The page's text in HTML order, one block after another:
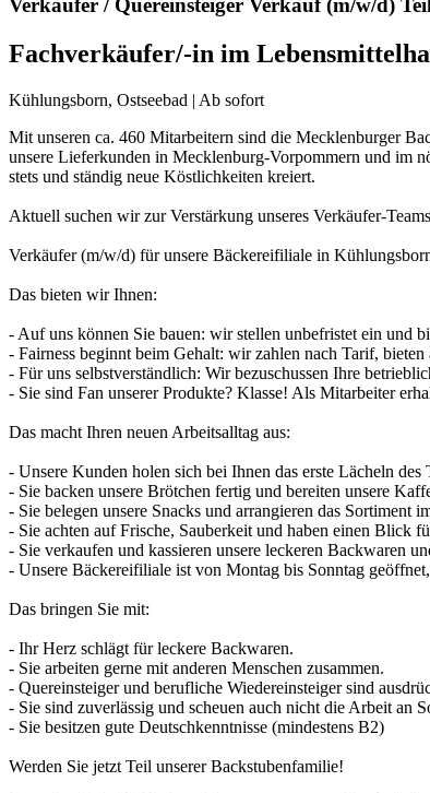
Verkäufer / Quereinsteiger Verkauf (m/w/d)
Fachverkäufer/-in im
Kühlungsborn, Ostseebad | Ab sofort
Mit unseren ca. 460 Mitarbeitern sind die Mecklenburger
unsere Lieferkunden in Mecklenburg-Vorpommern und im
stets und ständig neue Köstlichkeiten kreiert.
Aktuell suchen wir zur Verstärkung unseres Verkäufer-
Verkäufer (m/w/d) für unsere Bäckereifiliale in
Das bieten wir Ihnen:
- Auf uns können Sie bauen: wir stellen unbefristet ein und
- Fairness beginnt beim Gehalt: wir zahlen nach Tarif,
- Für uns selbstverständlich: Wir bezuschussen Ihre
- Sie sind Fan unserer Produkte? Klasse! Als Mitarbeiter
Das macht Ihren neuen Arbeitsalltag aus:
- Unsere Kunden holen sich bei Ihnen das erste Lächeln des
- Sie backen unsere Brötchen fertig und bereiten unsere
- Sie belegen unsere Snacks und arrangieren das Sortiment
- Sie achten auf Frische, Sauberkeit und haben einen Blick
- Sie verkaufen und kassieren unsere leckeren Backwaren
- Unsere Bäckereifiliale ist von Montag bis Sonntag
Das bringen Sie mit:
- Ihr Herz schlägt für leckere Backwaren.
- Sie arbeiten gerne mit anderen Menschen zusammen.
- Quereinsteiger und berufliche Wiedereinsteiger sind
- Sie sind zuverlässig und scheuen auch nicht die Arbeit an
- Sie besitzen gute Deutschkenntnisse (mindestens B2)
Werden Sie jetzt Teil unserer Backstubenfamilie!